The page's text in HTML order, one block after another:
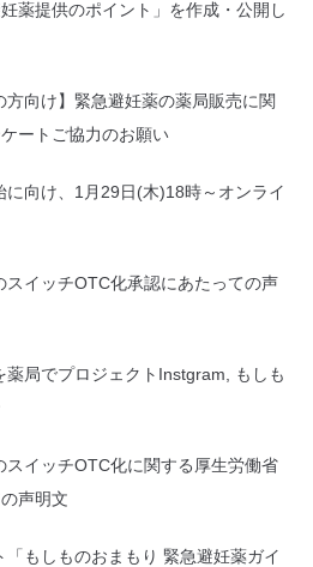
薬提供のポイント」を作成・公開し
方向け】緊急避妊薬の薬局販売に関
ートご協力のお願い
に向け、1月29日(木)18時～オンライ
スイッチOTC化承認にあたっての声
薬局でプロジェクトInstgram, もしも
スイッチOTC化に関する厚生労働省
声明文
「もしものおまもり 緊急避妊薬ガイ